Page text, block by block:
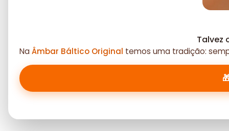
Talvez
NaÂmbar Báltico Original temos uma tradição: